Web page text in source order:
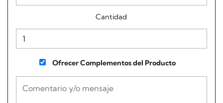
Cantidad
Ofrecer Complementos del Producto